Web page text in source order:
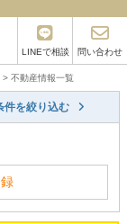
LINEで相談 問い合わせ
> 不動産情報一覧
件を絞り込む